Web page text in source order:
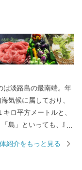
は淡路島の最南端。年
気候に属しており、
ロ平方メートルと、
島」といっても、島
時間。徳島方面から
紹介をもっと見る